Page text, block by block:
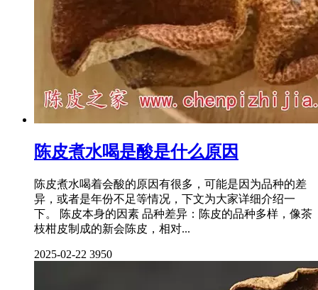
陈皮煮水喝是酸是什么原因
陈皮煮水喝着会酸的原因有很多，可能是因为品种的差
异，或者是年份不足等情况，下文为大家详细介绍一
下。 陈皮本身的因素 品种差异：陈皮的品种多样，像茶
枝柑皮制成的新会陈皮，相对...
2025-02-22 3950